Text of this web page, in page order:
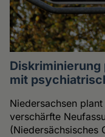
Diskriminierung
mit
Niedersachsen
verschärfte
(Niedersächsisches